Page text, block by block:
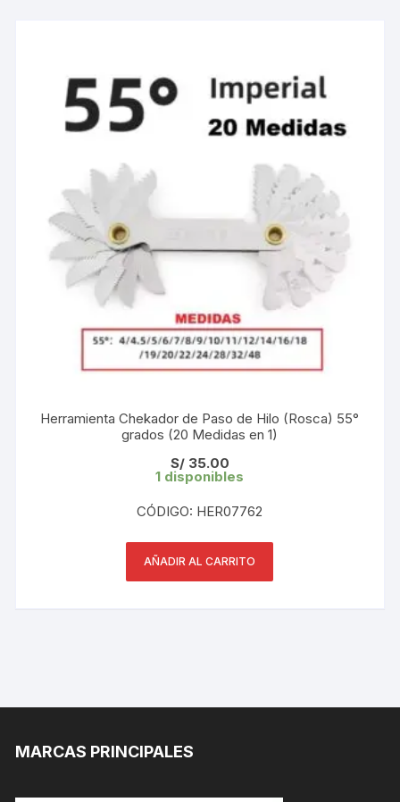
Herramienta Chekador de Paso de Hilo (Rosca) 55°
grados (20 Medidas en 1)
S/35.00
1 disponibles
CÓDIGO: HER07762
AÑADIR AL CARRITO
MARCAS PRINCIPALES